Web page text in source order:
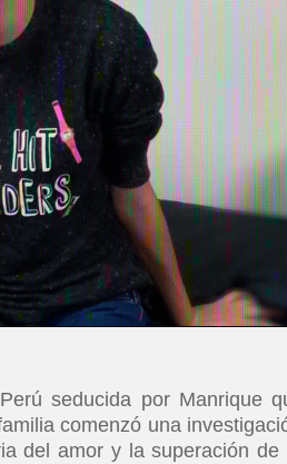
seducida por Manrique
comenzó una
del amor y la superación de